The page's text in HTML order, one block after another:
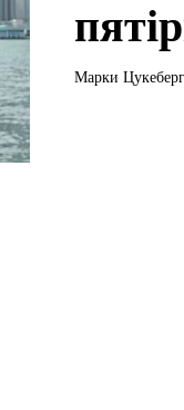
Марки